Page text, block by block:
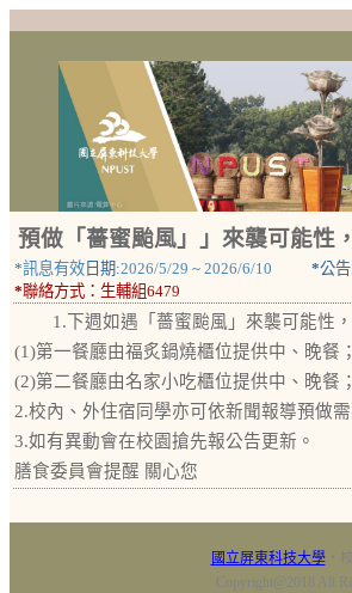
預做「薔蜜颱風」」來襲可能性
*訊息有效 日期:2026/5/29 ~ 2026/6/10 *公告
*聯絡方式： 生輔組6479
1.下週如遇「薔蜜颱風」來襲可能性
(1)第一餐廳由福炙鍋燒櫃位提供中、晚餐
(2)第二餐廳由名家小吃櫃位提供中、晚餐
2.校內、外住宿同學亦可依新聞報導預做
3.如有異動會在校園搶先報公告更新。
膳食委員會提醒 關心您
國立屏東科技大學‧校